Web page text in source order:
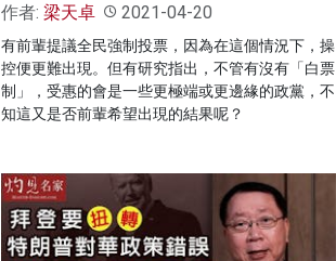
作者: 梁天卓 2021-04-20
有前輩提議全民強制投票，因為在這個情況下，操
控便更難出現。但有研究指出，不管有沒有「白票
制」，受惠的會是一些更極端或更邊緣的政黨，不
知這又是否前輩希望出現的結果呢？